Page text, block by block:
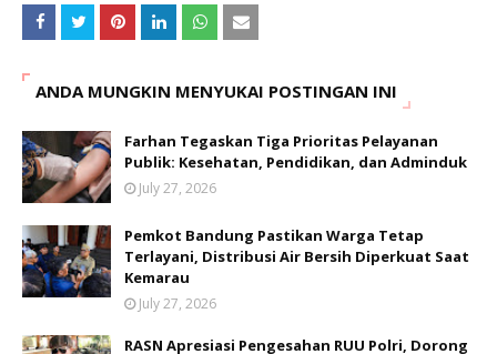
ANDA MUNGKIN MENYUKAI POSTINGAN INI
Farhan Tegaskan Tiga Prioritas Pelayanan
Publik: Kesehatan, Pendidikan, dan Adminduk
July 27, 2026
Pemkot Bandung Pastikan Warga Tetap
Terlayani, Distribusi Air Bersih Diperkuat Saat
Kemarau
July 27, 2026
RASN Apresiasi Pengesahan RUU Polri, Dorong